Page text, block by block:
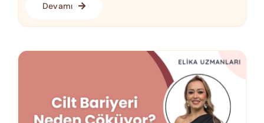
Devamı